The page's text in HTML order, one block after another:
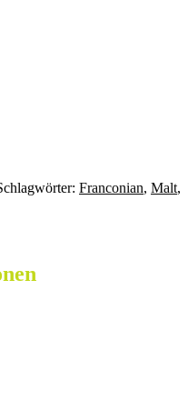
Franconian, Malt,